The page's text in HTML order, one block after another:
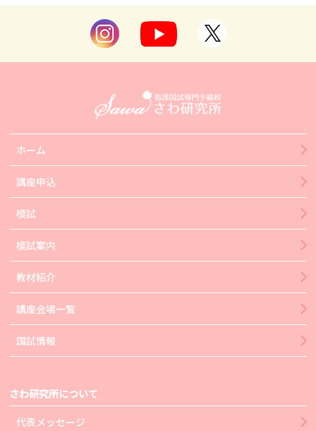
ホーム
講座申込
模試
模試案内
教材紹介
講座会場一覧
国試情報
さわ研究所について
代表メッセージ